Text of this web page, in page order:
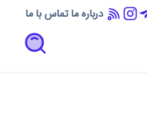
درباره ماتماس با ما